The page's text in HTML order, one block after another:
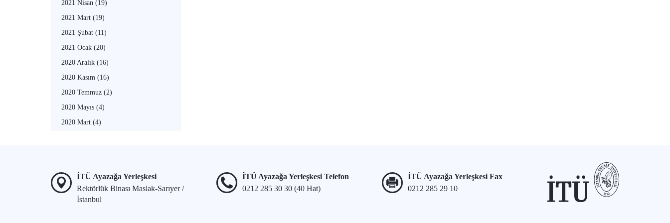
2021 Nisan (19)
2021 Mart (19)
2021 Şubat (11)
2021 Ocak (20)
2020 Aralık (16)
2020 Kasım (16)
2020 Temmuz (2)
2020 Mayıs (4)
2020 Mart (4)
İTÜ Ayazağa Yerleşkesi
Rektörlük Binası Maslak-Sarıyer /
İstanbul
İTÜ Ayazağa Yerleşkesi Telefon
0212 285 30 30 (40 Hat)
İTÜ Ayazağa Yerleşkesi Fax
0212 285 29 10